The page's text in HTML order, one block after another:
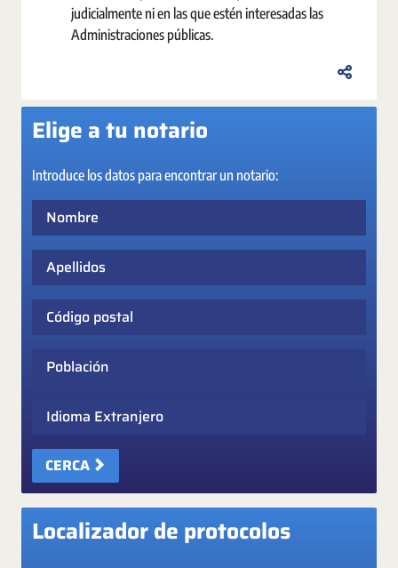
judicialmente ni en las que estén interesadas las
Administraciones públicas.
Elige a tu notario
Introduce los datos para encontrar un notario:
Apellidos
Código postal
Población
Idioma Extranjero
CERCA
Localizador de protocolos